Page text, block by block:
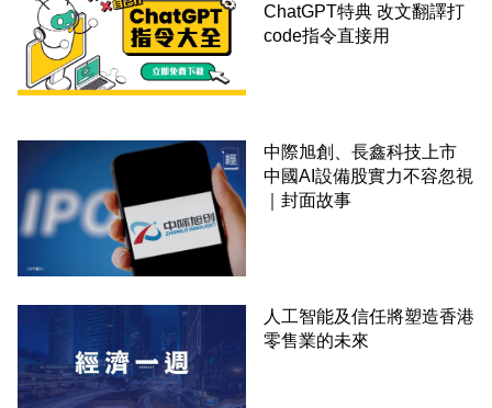
ChatGPT特典 改文翻譯打
code指令直接用
中際旭創、長鑫科技上市
中國AI設備股實力不容忽視
｜封面故事
人工智能及信任將塑造香港
零售業的未來